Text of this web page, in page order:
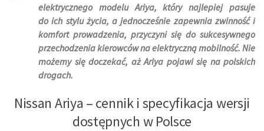
elektrycznego modelu Ariya, który najlepiej pasuje
do ich stylu życia, a jednocześnie zapewnia zwinność i
komfort prowadzenia, przyczyni się do sukcesywnego
przechodzenia kierowców na elektryczną mobilność. Nie
możemy się doczekać, aż Ariya pojawi się na polskich
drogach.
Nissan Ariya – cennik i specyfikacja wersji
dostępnych w Polsce